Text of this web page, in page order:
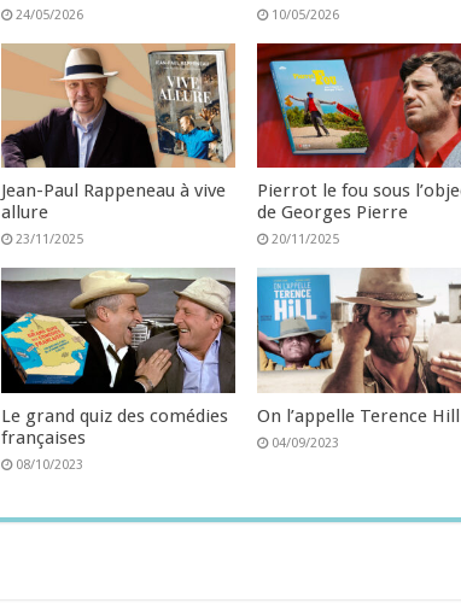
24/05/2026 10/05/2026
Jean-Paul Rappeneau à vive
allure
23/11/2025
Pierrot le fou sous
de Georges Pierre
20/11/2025
Le grand quiz des comédies
françaises
08/10/2023
On l’appelle Terence Hill
04/09/2023